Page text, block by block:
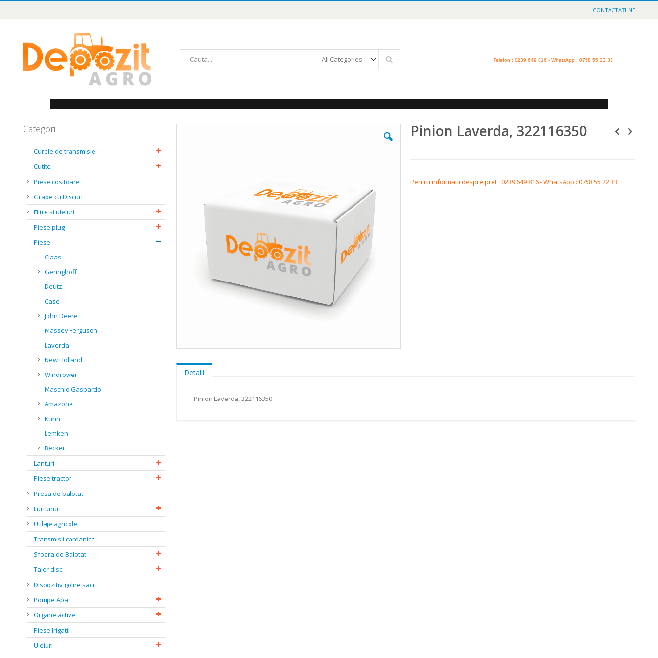
CONTACTAȚI-NE
Căutare
Telefon : 0239 649 816 - WhatsApp : 0758 55 22 33
to
the
Pinion Laverda, 322116350
Pentru informatii despre pret : 0239 649 816 - WhatsApp : 0758 55 22 33
Detalii
Pinion Laverda, 322116350
Categorii
Curele de transmisie
Cutite
Piese cositoare
Grape cu Discuri
Filtre si uleiuri
Piese plug
Piese
Claas
Geringhoff
Deutz
Case
John Deere
Massey Ferguson
Laverda
New Holland
Windrower
Maschio Gaspardo
Amazone
Kuhn
Lemken
Becker
Lanturi
Piese tractor
Presa de balotat
Furtunuri
Utilaje agricole
Transmisii cardanice
Sfoara de Balotat
Taler disc
Dispozitiv golire saci
Pompe Apa
Organe active
Piese Irigatii
Uleiuri